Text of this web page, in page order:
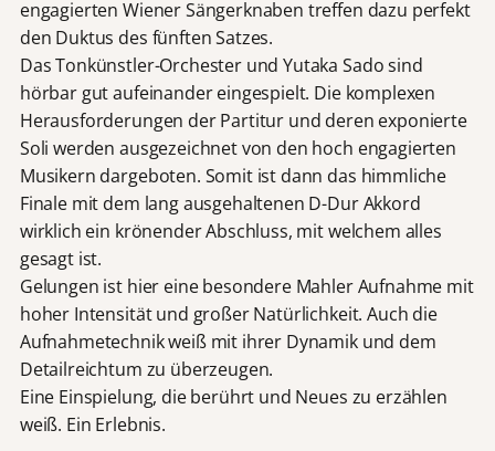
engagierten Wiener Sängerknaben treffen dazu perfekt
den Duktus des fünften Satzes.
Das Tonkünstler-Orchester und Yutaka Sado sind
hörbar gut aufeinander eingespielt. Die komplexen
Herausforderungen der Partitur und deren exponierte
Soli werden ausgezeichnet von den hoch engagierten
Musikern dargeboten. Somit ist dann das himmliche
Finale mit dem lang ausgehaltenen D-Dur Akkord
wirklich ein krönender Abschluss, mit welchem alles
gesagt ist.
Gelungen ist hier eine besondere Mahler Aufnahme mit
hoher Intensität und großer Natürlichkeit. Auch die
Aufnahmetechnik weiß mit ihrer Dynamik und dem
Detailreichtum zu überzeugen.
Eine Einspielung, die berührt und Neues zu erzählen
weiß. Ein Erlebnis.